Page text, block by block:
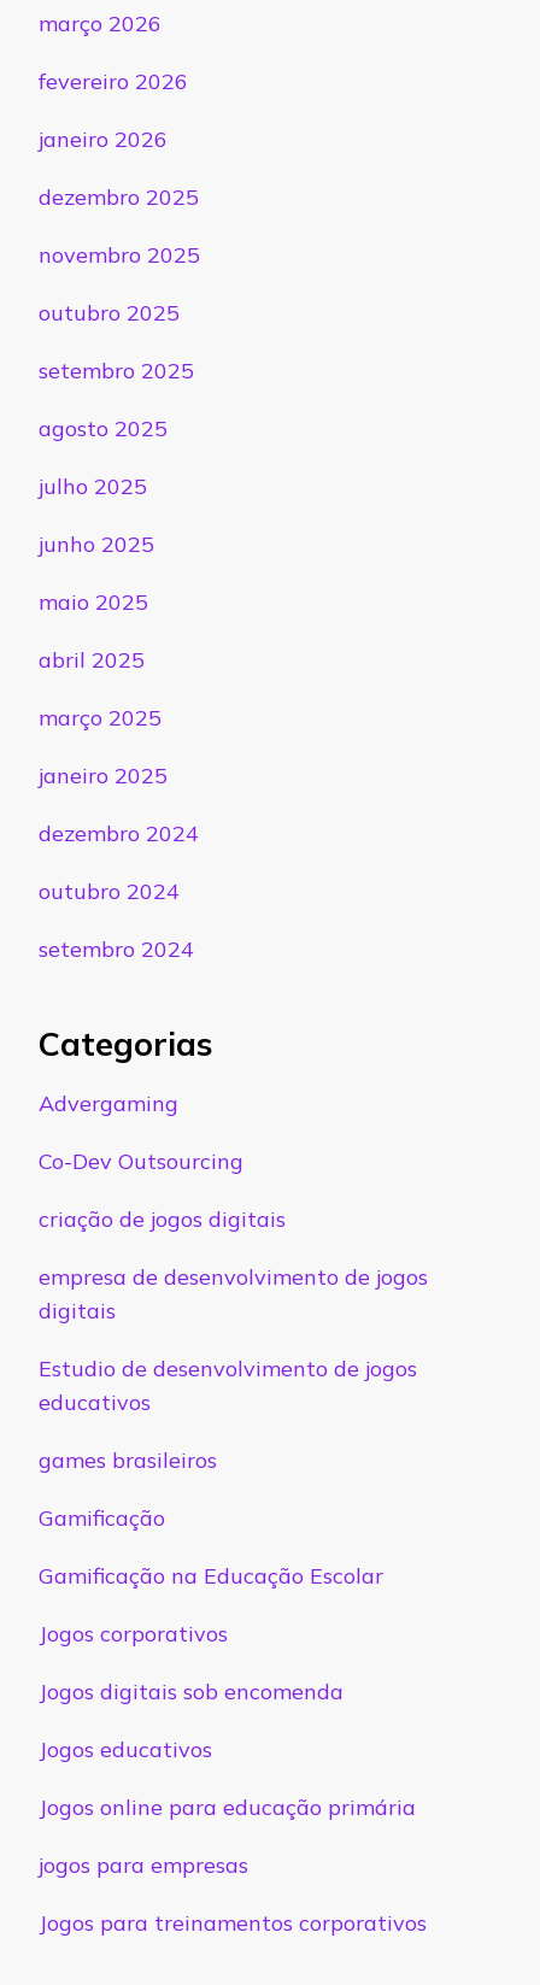
março 2026
fevereiro 2026
janeiro 2026
dezembro 2025
novembro 2025
outubro 2025
setembro 2025
agosto 2025
julho 2025
junho 2025
maio 2025
abril 2025
março 2025
janeiro 2025
dezembro 2024
outubro 2024
setembro 2024
Categorias
Advergaming
Co-Dev Outsourcing
criação de jogos digitais
empresa de desenvolvimento de jogos
digitais
Estudio de desenvolvimento de jogos
educativos
games brasileiros
Gamificação
Gamificação na Educação Escolar
Jogos corporativos
Jogos digitais sob encomenda
Jogos educativos
Jogos online para educação primária
jogos para empresas
Jogos para treinamentos corporativos